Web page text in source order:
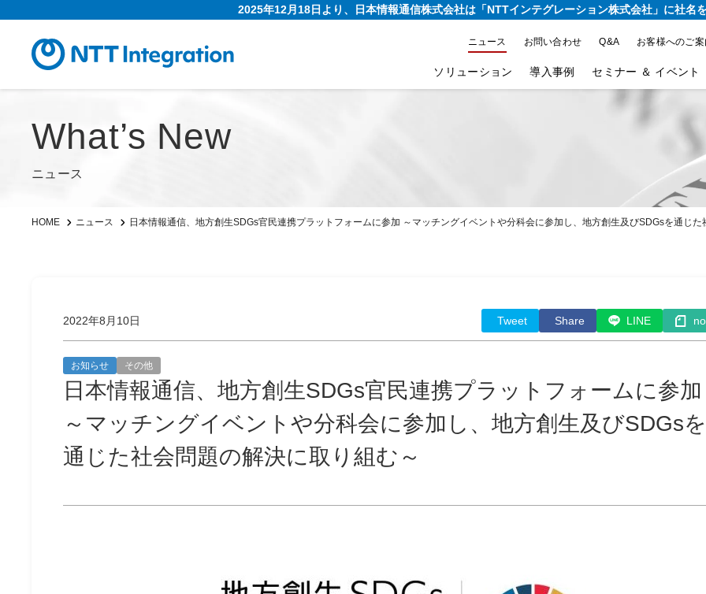
2025年12月18日より、日本情報通信株式会社は「NTTインテグレーション株式会社」に社名
ニュース お問い合わせ Q&A お客様へのご
ソリューション 導入事例 セミナー ＆ イベント
What’s New
ニュース
HOME ニュース 日本情報通信、地方創生SDGs官民連携プラットフォームに参加 ～マッチングイベントや分科会に参加し、地方創生及びSDGsを通じ
2022年8月10日 Tweet Share LINE
お知らせ その他
日本情報通信、地方創生SDGs官民連携プラットフォームに参加
～マッチングイベントや分科会に参加し、地方創生及びSDGsを
通じた社会問題の解決に取り組む～